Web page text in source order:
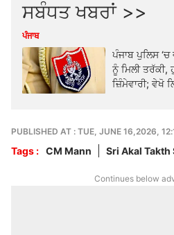
ਸਬੰਧਤ ਖਬਰਾਂ >>
ਪੰਜਾਬ
ਪੰਜਾਬ ਪੁਲਿਸ
ਨੂੰ ਮਿਲੀ
ਜ਼ਿੰਮੇਵਾਰੀ; ਵੇਖੋ
PUBLISHED AT : TUE, JUNE 16,2026,
Tags : CM Mann Sri Akal Takth
Continues below